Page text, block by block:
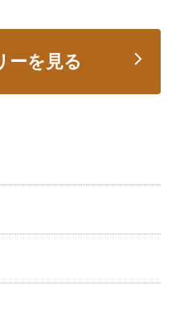
ーを見る